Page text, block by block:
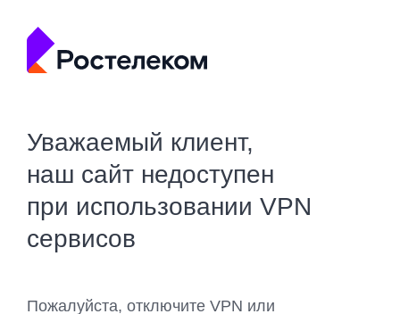
Уважаемый клиент,
наш сайт недоступен
при использовании VPN
сервисов
Пожалуйста, отключите VPN или